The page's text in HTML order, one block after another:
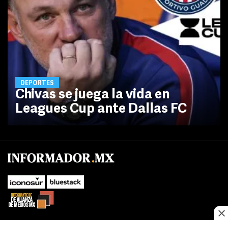
DEPORTES
Chivas se juega la vida en
Leagues Cup ante Dallas FC